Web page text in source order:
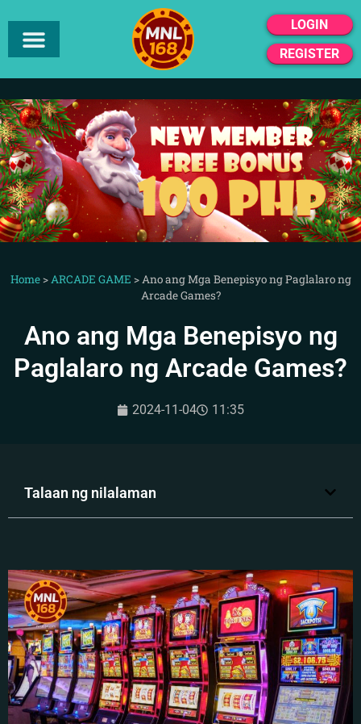
LOGIN
REGISTER
Home>ARCADE GAME >Ano ang Mga Benepisyo ng Paglalaro ng
Arcade Games?
Ano ang Mga Benepisyo ng
Paglalaro ng Arcade Games?
2024-11-04 11:35
Talaan ng nilalaman